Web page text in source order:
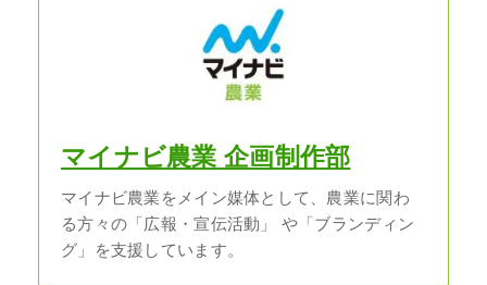
マイナビ農業 企画制作部
マイナビ農業をメイン媒体として、農業に関わ
る方々の「広報・宣伝活動」 や「ブランディン
グ」を支援しています。